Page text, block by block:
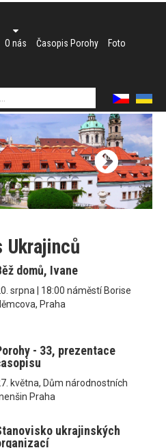
O nás Časopis Porohy Foto
Ukrajinců
domů, Ivane
srpna | 18:00 náměstí Borise
Praha
- 33, prezentace
května, Dům národnostních
Praha
ukrajinských